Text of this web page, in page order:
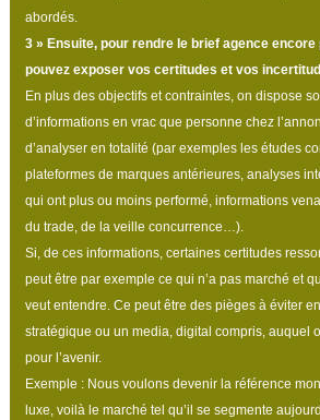
abordés.
3» Ensuite, pour rendre le brief agence
pouvez exposer vos certitudes et vos
En plus des objectifs et contraintes, on dispose
d’informations en vrac que personne chez
d’analyser en totalité (par exemples les études
plateformes de marques antérieures, analyses
qui ont plus ou moins performé, informations
du trade, de la veille concurrence…).
Si, de ces informations, certaines certitudes
peut être par exemple ce qui n’a pas marché et
veut entendre. Ce peut être des pièges à éviter
stratégique ou un media, digital compris, auquel
pour l’avenir.
Exemple : Nous voulons devenir la référence
luxe, voilà le marché tel qu’il se segmente